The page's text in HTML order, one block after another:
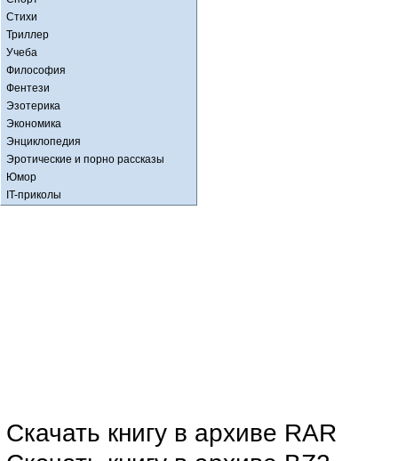
Стихи
Триллер
Учеба
Философия
Фентези
Эзотерика
Экономика
Энциклопедия
Эротические и порно рассказы
Юмор
IT-приколы
Скачать книгу в архиве RAR